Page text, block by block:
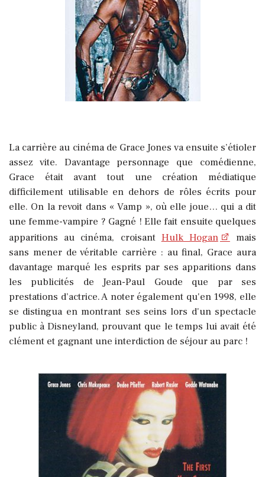
La carrière au cinéma de Grace Jones va ensuite s’étioler
assez vite. Davantage personnage que comédienne,
Grace était avant tout une création médiatique
difficilement utilisable en dehors de rôles écrits pour
elle. On la revoit dans « Vamp », où elle joue… qui a dit
une femme-vampire ? Gagné ! Elle fait ensuite quelques
apparitions au cinéma, croisant Hulk Hogan
mais
sans mener de véritable carrière : au final, Grace aura
davantage marqué les esprits par ses apparitions dans
les publicités de Jean-Paul Goude que par ses
prestations d’actrice. A noter également qu'en 1998, elle
se distingua en montrant ses seins lors d'un spectacle
public à Disneyland, prouvant que le temps lui avait été
clément et gagnant une interdiction de séjour au parc !